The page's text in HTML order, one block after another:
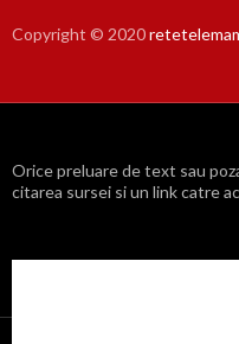
Copyright © 2020
Orice preluare de text sau
citarea sursei si un link catre